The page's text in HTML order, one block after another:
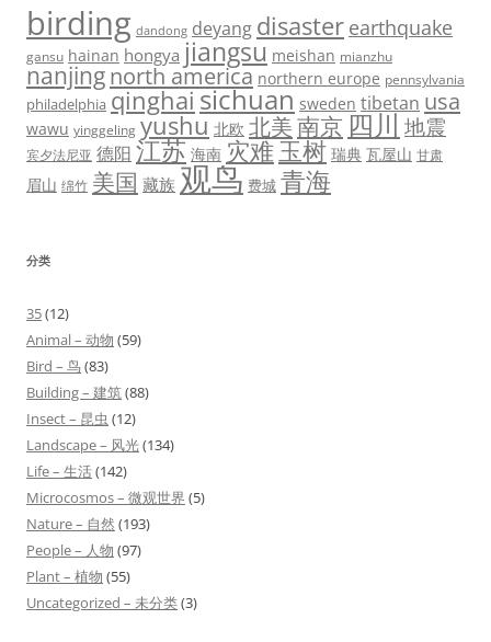
birding dandong deyang disaster earthquake
gansu hainan hongya jiangsu meishan mianzhu
nanjingnorth america northern europe pennsylvania
philadelphia qinghai sichuan sweden tibetan usa
wawu yinggeling yushu 北欧 北美南京 四川 地震
宾夕法尼亚 德阳 江苏 海南 灾难 玉树 瑞典 瓦屋山 甘肃
眉山 绵竹 美国 藏族 观鸟 费城 青海
分类
35(12)
Animal – 动物 (59)
Bird – 鸟(83)
Building – 建筑(88)
Insect – 昆虫 (12)
Landscape – 风光(134)
Life – 生活(142)
Microcosmos – 微观世界 (5)
Nature – 自然 (193)
People – 人物 (97)
Plant – 植物 (55)
Uncategorized – 未分类(3)